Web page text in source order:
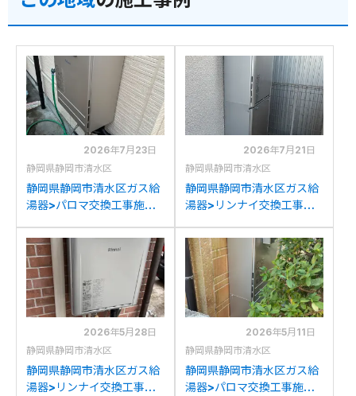
2026年7月23日
静岡県静岡市清水区
静岡県静岡市清水区ガス給
湯器>パロマ交換工事施工
2406SAWからパロマFH-
2423SAWへの交換
2026年7月21日
静岡県静岡市清水区
静岡県静岡市清水区ガス給
湯器>リンナイ交換工事施
2428SAWXからリンナイ
RUF-K2406SAW(A)への
交換
2026年5月28日
静岡県静岡市清水区
静岡県静岡市清水区ガス給
湯器>リンナイ交換工事施
2026年5月11日
静岡県静岡市清水区
静岡県静岡市清水区ガス給
湯器>パロマ交換工事施工